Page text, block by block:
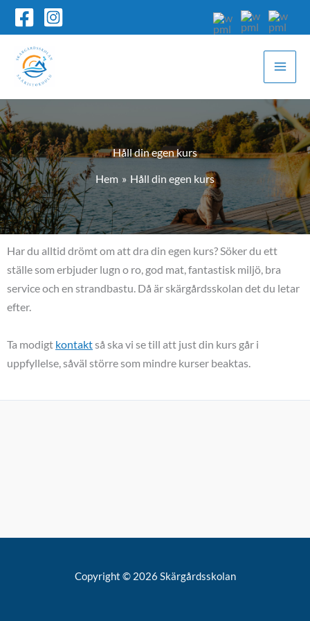
Hoppa
innehåll
Håll din egen kurs
Hem
Håll din egen kurs
Har du alltid drömt om att dra din egen kurs? Söker du ett
ställe som erbjuder lugn o ro, god mat, fantastisk miljö, bra
service och en strandbastu. Då är skärgårdsskolan det du letar
efter.
Ta modigt kontaktså ska vi se till att just din kurs går i
uppfyllelse, såväl större som mindre kurser beaktas.
Copyright © 2026 Skärgårdsskolan